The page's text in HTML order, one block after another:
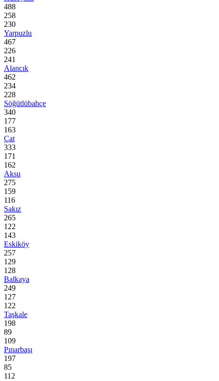
488
258
230
Yarpuzlu
467
226
241
Alancık
462
234
228
Söğütlübahçe
340
177
163
Çat
333
171
162
Aksu
275
159
116
Sakız
265
122
143
Eskiköy
257
129
128
Balkaya
249
127
122
Taşkale
198
89
109
Pınarbaşı
197
85
112